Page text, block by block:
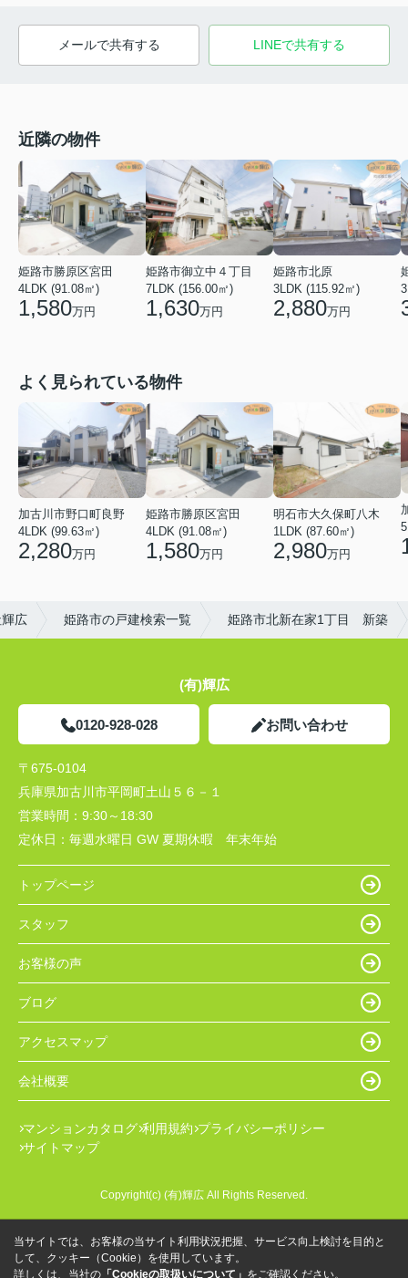
メールで共有する LINEで共有する
近隣の物件
姫路市勝原区宮田
4LDK (91.08㎡)
1,580万円
姫路市御立中４丁目
7LDK (156.00㎡)
1,630万円
姫路市北原
3LDK (115.92㎡)
2,880万円
よく見られている物件
加古川市野口町良野
4LDK (99.63㎡)
2,280万円
姫路市勝原区宮田
4LDK (91.08㎡)
1,580万円
明石市大久保町八木
1LDK (87.60㎡)
2,980万円
広 姫路市の戸建検索一覧 姫路市北新在家1丁目 新築
(有)輝広
0120-928-028 お問い合わせ
〒675-0104
兵庫県加古川市平岡町土山５６－１
営業時間： 9:30～18:30
定休日： 毎週水曜日 GW 夏期休暇 年末年始
トップページ
スタッフ
お客様の声
ブログ
アクセスマップ
会社概要
マンションカタログ 利用規約 プライバシーポリシー
サイトマップ
Copyright(c) (有)輝広 All Rights Reserved.
当サイトでは、お客様の当サイト利用状況把握、サービス向上検討を目的と
して、クッキー（Cookie）を使用しています。
詳しくは、当社の 「Cookieの取扱いについて」 をご確認ください。